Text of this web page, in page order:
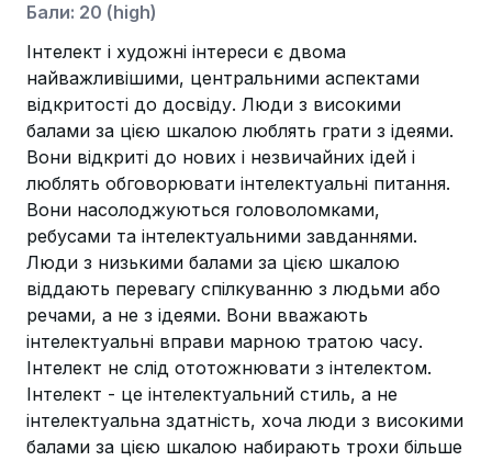
Бали: 20 (high)
Інтелект і художні інтереси є двома
найважливішими, центральними аспектами
відкритості до досвіду. Люди з високими
балами за цією шкалою люблять грати з ідеями.
Вони відкриті до нових і незвичайних ідей і
люблять обговорювати інтелектуальні питання.
Вони насолоджуються головоломками,
ребусами та інтелектуальними завданнями.
Люди з низькими балами за цією шкалою
віддають перевагу спілкуванню з людьми або
речами, а не з ідеями. Вони вважають
інтелектуальні вправи марною тратою часу.
Інтелект не слід ототожнювати з інтелектом.
Інтелект - це інтелектуальний стиль, а не
інтелектуальна здатність, хоча люди з високими
балами за цією шкалою набирають трохи більше